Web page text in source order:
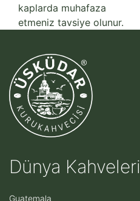
kaplarda muhafaza
etmeniz tavsiye olunur.
Dünya Kahveleri
Guatemala